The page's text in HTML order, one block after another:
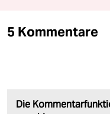
5 Kommentare
Die